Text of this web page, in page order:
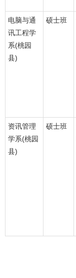
电脑与通
讯工程学
系(桃园
县)
硕士班
资讯管理
学系(桃园
县)
硕士班